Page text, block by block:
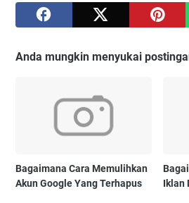
Anda mungkin menyukai
Bagaimana Cara Memulihkan
Akun Google Yang Terhapus
Iklan